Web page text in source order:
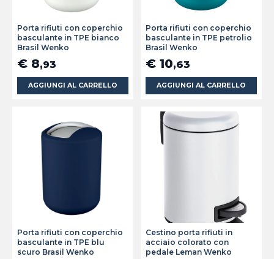
Porta rifiuti con coperchio
basculante in TPE bianco
Brasil Wenko
€ 8,93
AGGIUNGI AL CARRELLO
Porta rifiuti con coperchio
basculante in TPE petrolio
Brasil Wenko
€ 10,63
AGGIUNGI AL CARRELLO
Porta rifiuti con coperchio
basculante in TPE blu
scuro Brasil Wenko
Cestino porta rifiuti in
acciaio colorato con
pedale Leman Wenko